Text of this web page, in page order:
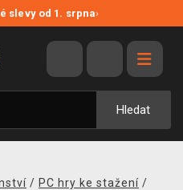
slevy od 1. srpna›
Hledat
/ PC hry ke stažení /